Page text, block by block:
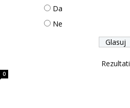
0
Da
Ne
Rezultati